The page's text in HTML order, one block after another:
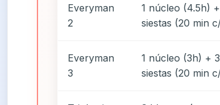
Everyman
2
1 núcleo (4.5h)
siestas (20 min
Everyman
3
1 núcleo (3h) + 3
siestas (20 min